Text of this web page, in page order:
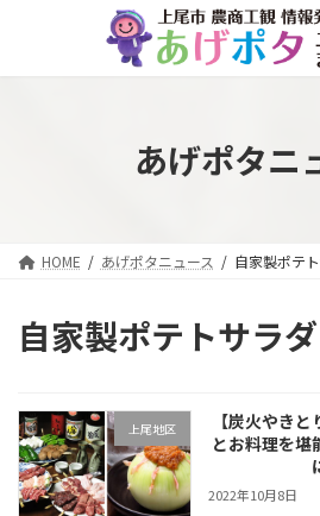
ン
ー
あげポタニ
HOME あげポタニュース 自家製ポテ
自家製ポテトサラダ
上尾地区
【炭火やき
とお料理を堪
2022年10月8日